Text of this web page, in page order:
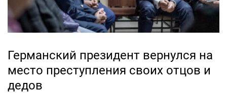
Германский президент вернулся на
место преступления своих отцов и
дедов